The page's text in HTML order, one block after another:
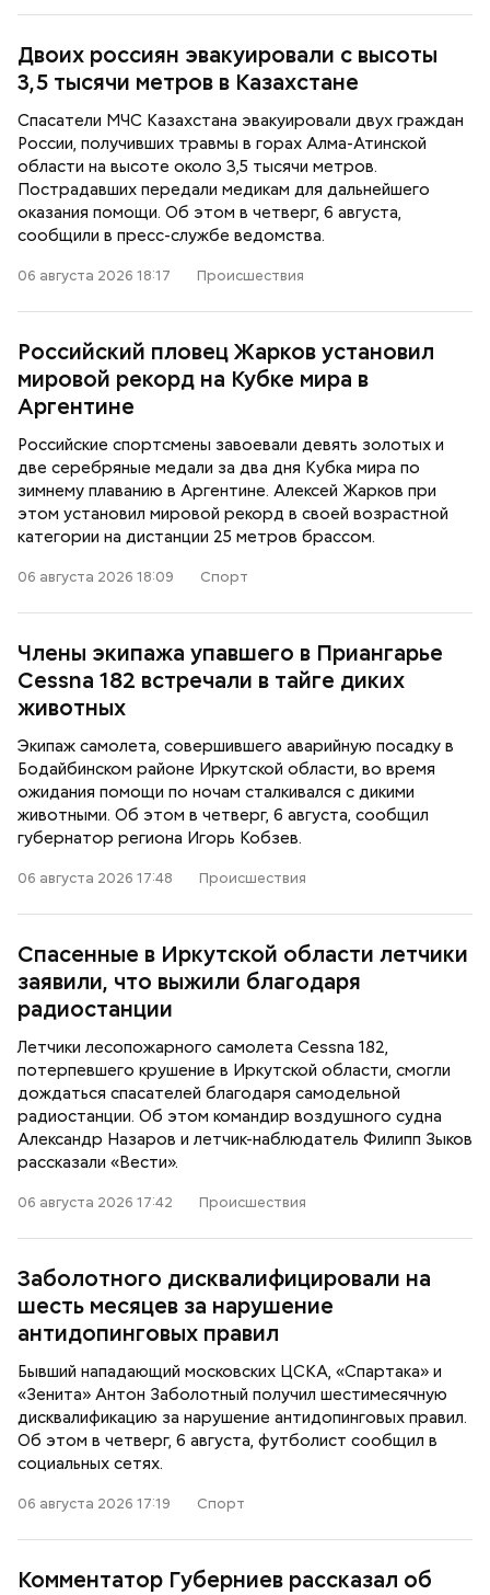
Двоих россиян эвакуировали с высоты
3,5 тысячи метров в Казахстане
Спасатели МЧС Казахстана эвакуировали двух граждан
России, получивших травмы в горах Алма-Атинской
области на высоте около 3,5 тысячи метров.
Пострадавших передали медикам для дальнейшего
оказания помощи. Об этом в четверг, 6 августа,
сообщили в пресс-службе ведомства.
06 августа 2026 18:17 Происшествия
Российский пловец Жарков установил
мировой рекорд на Кубке мира в
Аргентине
Российские спортсмены завоевали девять золотых и
две серебряные медали за два дня Кубка мира по
зимнему плаванию в Аргентине. Алексей Жарков при
этом установил мировой рекорд в своей возрастной
категории на дистанции 25 метров брассом.
06 августа 2026 18:09 Спорт
Члены экипажа упавшего в Приангарье
Cessna 182 встречали в тайге диких
животных
Экипаж самолета, совершившего аварийную посадку в
Бодайбинском районе Иркутской области, во время
ожидания помощи по ночам сталкивался с дикими
животными. Об этом в четверг, 6 августа, сообщил
губернатор региона Игорь Кобзев.
06 августа 2026 17:48 Происшествия
Спасенные в Иркутской области летчики
заявили, что выжили благодаря
радиостанции
Летчики лесопожарного самолета Cessna 182,
потерпевшего крушение в Иркутской области, смогли
дождаться спасателей благодаря самодельной
радиостанции. Об этом командир воздушного судна
Александр Назаров и летчик-наблюдатель Филипп Зыков
рассказали «Вести».
06 августа 2026 17:42 Происшествия
Заболотного дисквалифицировали на
шесть месяцев за нарушение
антидопинговых правил
Бывший нападающий московских ЦСКА, «Спартака» и
«Зенита» Антон Заболотный получил шестимесячную
дисквалификацию за нарушение антидопинговых правил.
Об этом в четверг, 6 августа, футболист сообщил в
социальных сетях.
06 августа 2026 17:19 Спорт
Комментатор Губерниев рассказал об